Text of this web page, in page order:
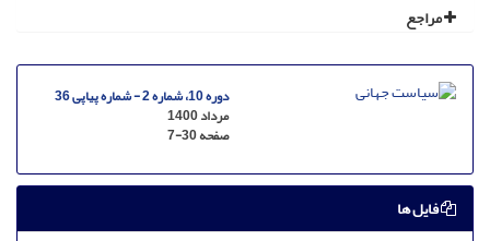
مراجع
دوره 10، شماره 2 - شماره پیاپی 36
مرداد 1400
صفحه7-30
فایل ها